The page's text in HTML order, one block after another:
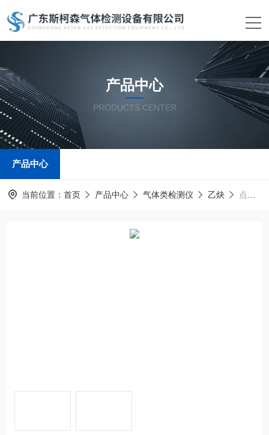
产品中心
PRODUCTS CENTER
产品中心
当前位置： 首页 产品中心 气体类检测仪 乙炔 点型乙炔气体探测器